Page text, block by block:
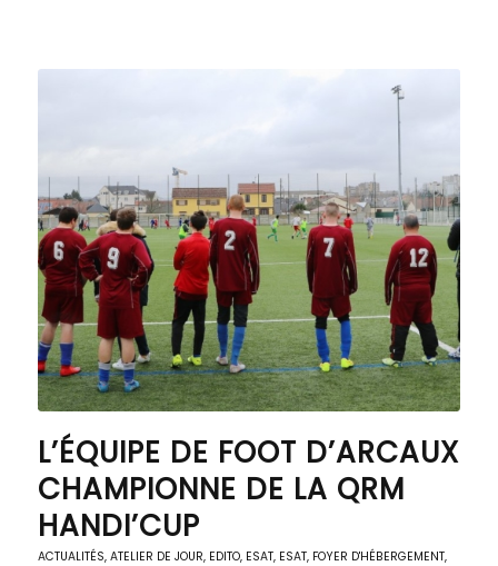
L’ÉQUIPE DE FOOT D’ARCAUX
CHAMPIONNE DE LA QRM
HANDI’CUP
ACTUALITÉS, ATELIER DE JOUR, EDITO, ESAT, ESAT, FOYER D'HÉBERGEMENT,